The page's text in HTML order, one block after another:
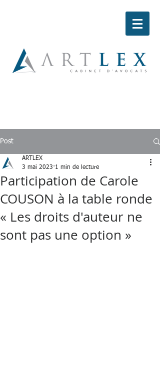
Post
Participation de Carole
COUSON à la table ronde
« Les droits d'auteur ne
sont pas une option »
ARTLEX
3 mai 2023 1 min de lecture